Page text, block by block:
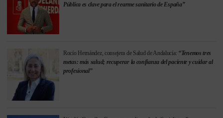
Pública es clave para el rearme sanitario de España”
Rocío Hernández, consejera de Salud de Andalucía: “Tenemos tres
metas: más salud; recuperar la confianza del paciente y cuidar al
profesional”